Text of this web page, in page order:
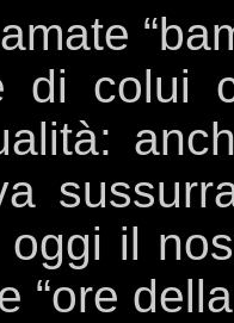
di colui
il
“ore